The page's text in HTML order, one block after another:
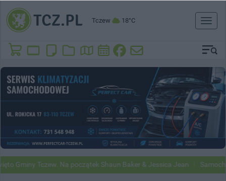
Tczew 18°C
Toggle
Tczew. Na początek Shaun Baker & Jessica Jean Samochody